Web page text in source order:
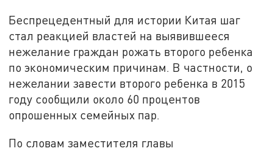
Беспрецедентный для истории Китая шаг
стал реакцией властей на выявившееся
нежелание граждан рожать второго ребенка
по экономическим причинам. В частности, о
нежелании завести второго ребенка в 2015
году сообщили около 60 процентов
опрошенных семейных пар.
По словам заместителя главы